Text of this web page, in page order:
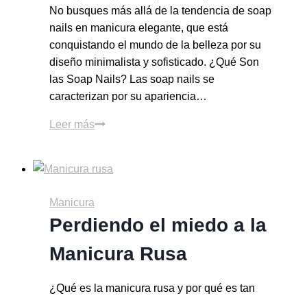
No busques más allá de la tendencia de soap
nails en manicura elegante, que está
conquistando el mundo de la belleza por su
diseño minimalista y sofisticado. ¿Qué Son
las Soap Nails? Las soap nails se
caracterizan por su apariencia…
Leer más
Manicura
Perdiendo el miedo a la
Manicura Rusa
¿Qué es la manicura rusa y por qué es tan